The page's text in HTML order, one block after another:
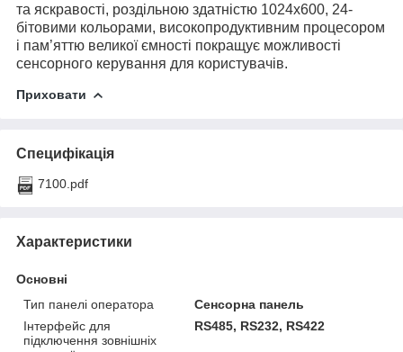
та яскравості, роздільною здатністю 1024x600, 24-
бітовими кольорами, високопродуктивним процесором
і пам’яттю великої ємності покращує можливості
сенсорного керування для користувачів.
Приховати
Специфікація
7100.pdf
Характеристики
Основні
Тип панелі оператора
Сенсорна панель
Інтерфейс для
підключення зовнішніх
RS485, RS232, RS422